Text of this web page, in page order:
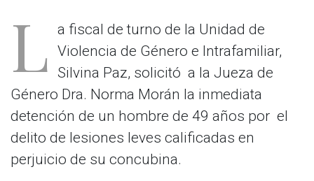
L
a fiscal de turno de la Unidad de
Violencia de Género e Intrafamiliar,
Silvina Paz, solicitó a la Jueza de
Género Dra. Norma Morán la inmediata
detención de un hombre de 49 años por el
delito de lesiones leves calificadas en
perjuicio de su concubina.